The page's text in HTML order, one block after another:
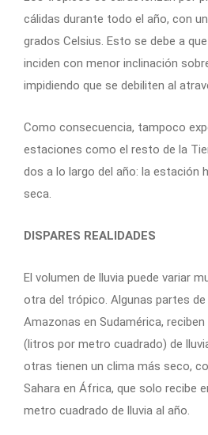
cálidas durante todo el año, con
grados Celsius. Esto se debe a
inciden con menor inclinación
impidiendo que se debiliten al
Como consecuencia, tampoco
estaciones como el resto de la
dos a lo largo del año: la estación
seca.
DISPARES REALIDADES
El volumen de lluvia puede variar
otra del trópico. Algunas partes de
Amazonas en Sudamérica,
(litros por metro cuadrado) de
otras tienen un clima más seco,
Sahara en África, que solo recibe
metro cuadrado de lluvia al año.